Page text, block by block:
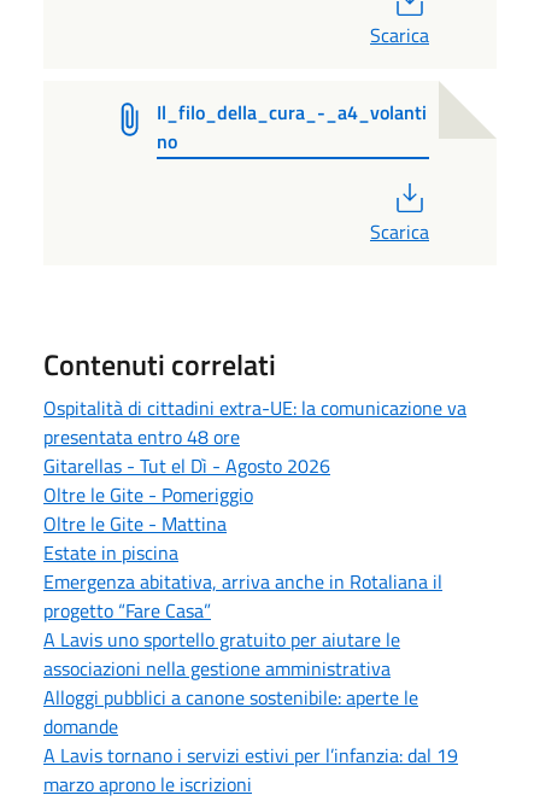
Scarica
Il_filo_della_cura_-_a4_volanti
no
Scarica
Contenuti correlati
Ospitalità di cittadini extra-UE: la comunicazione va
presentata entro 48 ore
Gitarellas - Tut el Dì - Agosto 2026
Oltre le Gite - Pomeriggio
Oltre le Gite - Mattina
Estate in piscina
Emergenza abitativa, arriva anche in Rotaliana il
progetto “Fare Casa”
A Lavis uno sportello gratuito per aiutare le
associazioni nella gestione amministrativa
Alloggi pubblici a canone sostenibile: aperte le
domande
A Lavis tornano i servizi estivi per l’infanzia: dal 19
marzo aprono le iscrizioni